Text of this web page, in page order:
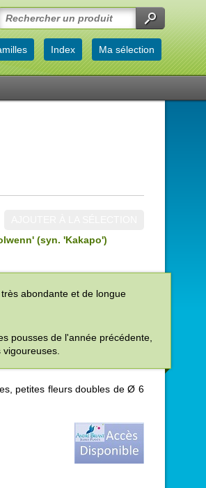
Index Ma sélection
(syn. 'Kakapo')
abondante et de longue
pousses de l'année précédente,
petites fleurs doubles de Ø 6